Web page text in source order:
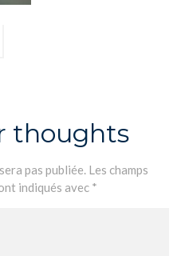
thoughts
pas publiée. Les champs
indiqués avec *